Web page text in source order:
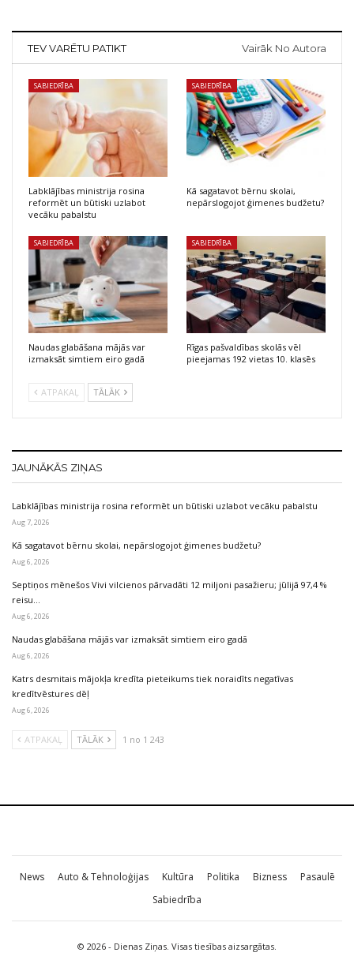
TEV VARĒTU PATIKT Vairāk No Autora
SABIEDRĪBA
Labklājības ministrija rosina
reformēt un būtiski uzlabot
vecāku pabalstu
SABIEDRĪBA
Kā sagatavot bērnu skolai,
nepārslogojot ģimenes budžetu?
SABIEDRĪBA
Naudas glabāšana mājās var
izmaksāt simtiem eiro gadā
SABIEDRĪBA
Rīgas pašvaldības skolās vēl
pieejamas 192 vietas 10. klasēs
ATPAKAĻ TĀLĀK
JAUNĀKĀS ZIŅAS
Labklājības ministrija rosina reformēt un būtiski uzlabot vecāku pabalstu
Aug 7, 2026
Kā sagatavot bērnu skolai, nepārslogojot ģimenes budžetu?
Aug 6, 2026
Septiņos mēnešos Vivi vilcienos pārvadāti 12 miljoni pasažieru; jūlijā 97,4 %
reisu…
Aug 6, 2026
Naudas glabāšana mājās var izmaksāt simtiem eiro gadā
Aug 6, 2026
Katrs desmitais mājokļa kredīta pieteikums tiek noraidīts negatīvas
kredītvēstures dēļ
Aug 6, 2026
ATPAKAĻ TĀLĀK 1 no 1 243
News Auto & Tehnoloģijas Kultūra Politika Bizness
Pasaulē
Sabiedrība
© 2026 - Dienas Ziņas. Visas tiesības aizsargātas.